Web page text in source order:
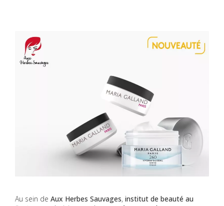
Au sein de Aux Herbes Sauvages, institut de beauté au